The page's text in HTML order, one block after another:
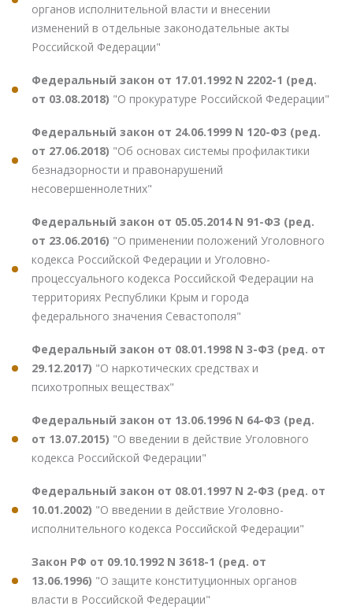
органов исполнительной власти и внесении
изменений в отдельные законодательные акты
Российской Федерации"
Федеральный закон от 17.01.1992 N 2202-1 (ред.
от 03.08.2018) "О прокуратуре Российской Федерации"
Федеральный закон от 24.06.1999 N 120-ФЗ (ред.
от 27.06.2018) "Об основах системы профилактики
безнадзорности и правонарушений
несовершеннолетних"
Федеральный закон от 05.05.2014 N 91-ФЗ (ред.
от 23.06.2016) "О применении положений Уголовного
кодекса Российской Федерации и Уголовно-
процессуального кодекса Российской Федерации на
территориях Республики Крым и города
федерального значения Севастополя"
Федеральный закон от 08.01.1998 N 3-ФЗ (ред. от
29.12.2017) "О наркотических средствах и
психотропных веществах"
Федеральный закон от 13.06.1996 N 64-ФЗ (ред.
от 13.07.2015) "О введении в действие Уголовного
кодекса Российской Федерации"
Федеральный закон от 08.01.1997 N 2-ФЗ (ред. от
10.01.2002) "О введении в действие Уголовно-
исполнительного кодекса Российской Федерации"
Закон РФ от 09.10.1992 N 3618-1 (ред. от
13.06.1996) "О защите конституционных органов
власти в Российской Федерации"